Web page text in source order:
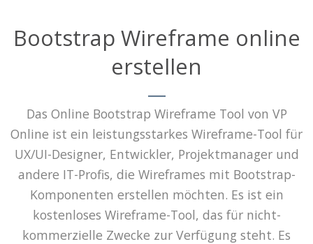
Bootstrap Wireframe online
erstellen
Das Online Bootstrap Wireframe Tool von VP
Online ist ein leistungsstarkes Wireframe-Tool für
UX/UI-Designer, Entwickler, Projektmanager und
andere IT-Profis, die Wireframes mit Bootstrap-
Komponenten erstellen möchten. Es ist ein
kostenloses Wireframe-Tool, das für nicht-
kommerzielle Zwecke zur Verfügung steht. Es